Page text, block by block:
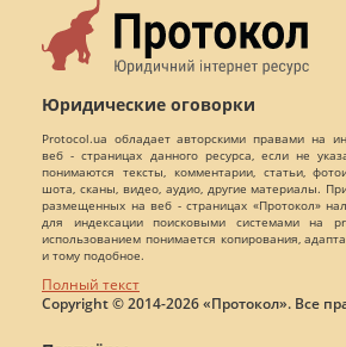
Юридические оговорки
Protocol.ua обладает авторскими правами на
веб - страницах данного ресурса, если не
понимаются тексты, комментарии, статьи,
шота, сканы, видео, аудио, другие материалы.
размещенных на веб - страницах «Протокол»
для индексации поисковыми системами на
использованием понимается копирования,
и тому подобное.
Полный текст
Copyright © 2014-2026 «Протокол». Все